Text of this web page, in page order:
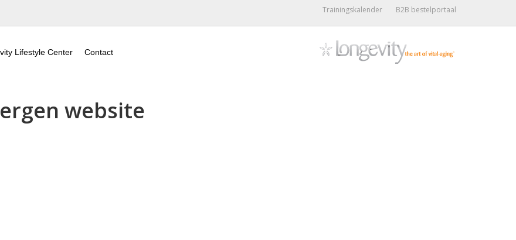
Trainingskalender B2B bestelportaal
Lifestyle Center Contact
website